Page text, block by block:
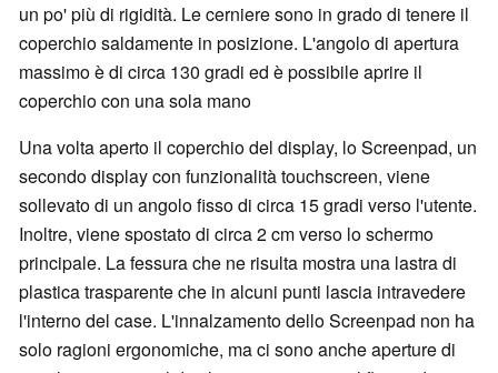
un po' più di rigidità. Le cerniere sono in grado di tenere il
coperchio saldamente in posizione. L'angolo di apertura
massimo è di circa 130 gradi ed è possibile aprire il
coperchio con una sola mano
Una volta aperto il coperchio del display, lo Screenpad, un
secondo display con funzionalità touchscreen, viene
sollevato di un angolo fisso di circa 15 gradi verso l'utente.
Inoltre, viene spostato di circa 2 cm verso lo schermo
principale. La fessura che ne risulta mostra una lastra di
plastica trasparente che in alcuni punti lascia intravedere
l'interno del case. L'innalzamento dello Screenpad non ha
solo ragioni ergonomiche, ma ci sono anche aperture di